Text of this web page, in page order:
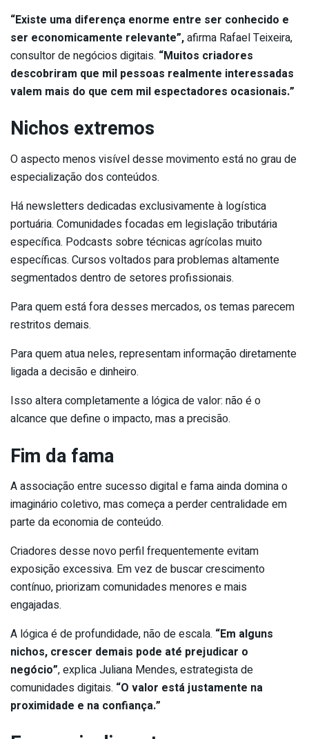
“Existe uma diferença enorme entre ser conhecido e
ser economicamente relevante”,afirma Rafael Teixeira,
consultor de negócios digitais. “Muitos criadores
descobriram que mil pessoas realmente interessadas
valem mais do que cem mil espectadores ocasionais.”
Nichos extremos
O aspecto menos visível desse movimento está no grau de
especialização dos conteúdos.
Há newsletters dedicadas exclusivamente à logística
portuária. Comunidades focadas em legislação tributária
específica. Podcasts sobre técnicas agrícolas muito
específicas. Cursos voltados para problemas altamente
segmentados dentro de setores profissionais.
Para quem está fora desses mercados, os temas parecem
restritos demais.
Para quem atua neles, representam informação diretamente
ligada a decisão e dinheiro.
Isso altera completamente a lógica de valor: não é o
alcance que define o impacto, mas a precisão.
Fim da fama
A associação entre sucesso digital e fama ainda domina o
imaginário coletivo, mas começa a perder centralidade em
parte da economia de conteúdo.
Criadores desse novo perfil frequentemente evitam
exposição excessiva. Em vez de buscar crescimento
contínuo, priorizam comunidades menores e mais
engajadas.
A lógica é de profundidade, não de escala. “Em alguns
nichos, crescer demais pode até prejudicar o
negócio”, explica Juliana Mendes, estrategista de
comunidades digitais. “O valor está justamente na
proximidade e na confiança.”